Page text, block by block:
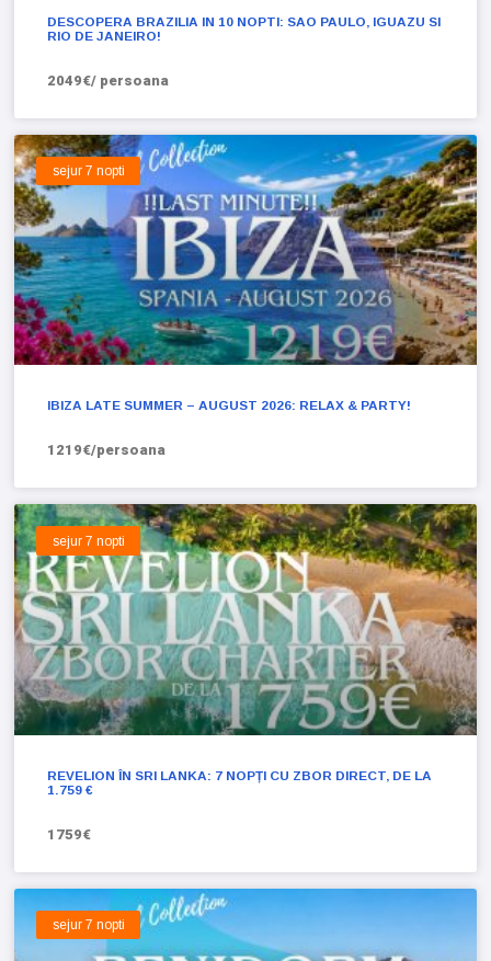
DESCOPERA BRAZILIA IN 10 NOPTI: SAO PAULO, IGUAZU SI
RIO DE JANEIRO!
2049€/ persoana
sejur 7 nopti
IBIZA LATE SUMMER – AUGUST 2026: RELAX & PARTY!
1219€/persoana
sejur 7 nopti
REVELION ÎN SRI LANKA: 7 NOPȚI CU ZBOR DIRECT, DE LA
1.759 €
1759€
sejur 7 nopti